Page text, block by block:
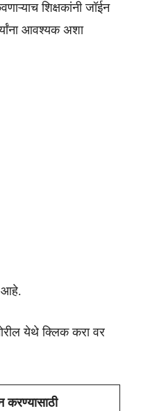
शिक्षकांनी जॉईन
आवश्यक अशा
आहे.
येथे क्लिक करा वर
करण्यासाठी